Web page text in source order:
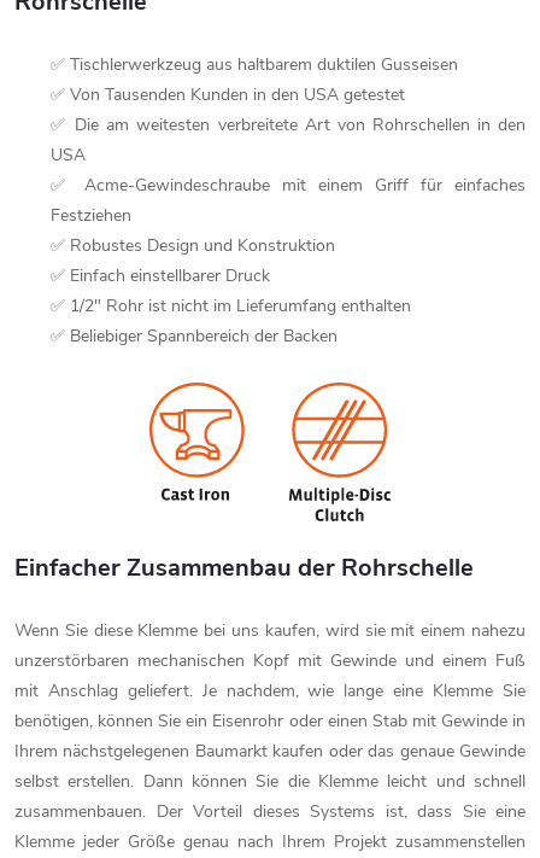
✅ Tischlerwerkzeug aus haltbarem duktilen Gusseisen
✅ Von Tausenden Kunden in den USA getestet
✅ Die am weitesten verbreitete Art von Rohrschellen in den
USA
✅ Acme-Gewindeschraube mit einem Griff für einfaches
Festziehen
✅ Robustes Design und Konstruktion
✅ Einfach einstellbarer Druck
✅ 1/2" Rohr ist nicht im Lieferumfang enthalten
✅ Beliebiger Spannbereich der Backen
Einfacher Zusammenbau der Rohrschelle
Wenn Sie diese Klemme bei uns kaufen, wird sie mit einem nahezu
unzerstörbaren mechanischen Kopf mit Gewinde und einem Fuß
mit Anschlag geliefert. Je nachdem, wie lange eine Klemme Sie
benötigen, können Sie ein Eisenrohr oder einen Stab mit Gewinde in
Ihrem nächstgelegenen Baumarkt kaufen oder das genaue Gewinde
selbst erstellen. Dann können Sie die Klemme leicht und schnell
zusammenbauen. Der Vorteil dieses Systems ist, dass Sie eine
Klemme jeder Größe genau nach Ihrem Projekt zusammenstellen